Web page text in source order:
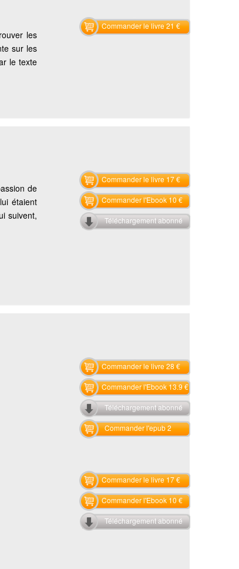
les
sur les
le texte
Commander le livre 21 €
de
étaient
suivent,
Commander le livre 17 €
Commander l'Ebook 10 €
Téléchargement abonné
Commander le livre 28 €
Commander l'Ebook 13.9 €
Téléchargement abonné
Commander l'epub 2
Commander le livre 17 €
Commander l'Ebook 10 €
Téléchargement abonné